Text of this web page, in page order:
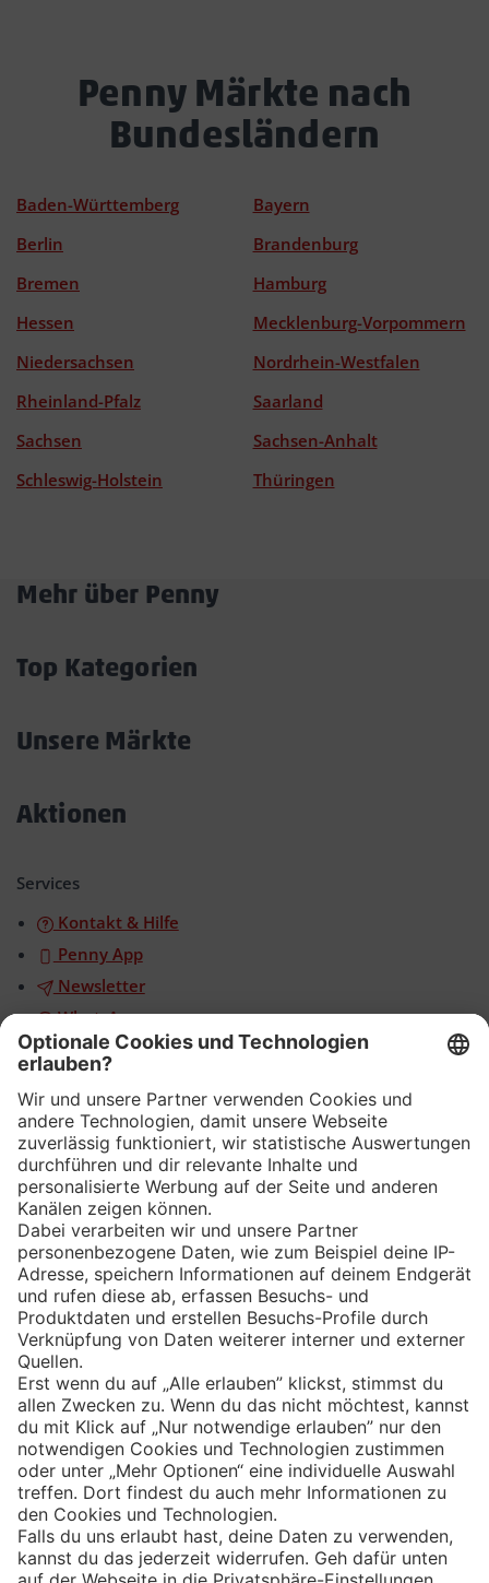
Penny Märkte nach
Bundesländern
Baden-Württemberg
Bayern
Berlin
Brandenburg
Bremen
Hamburg
Hessen
Mecklenburg-Vorpommern
Niedersachsen
Nordrhein-Westfalen
Rheinland-Pfalz
Saarland
Sachsen
Sachsen-Anhalt
Schleswig-Holstein
Thüringen
Mehr über Penny
Top Kategorien
Unsere Märkte
Aktionen
Services
Kontakt & Hilfe
Penny App
Newsletter
WhatsApp
App
Eishockey
Impressum